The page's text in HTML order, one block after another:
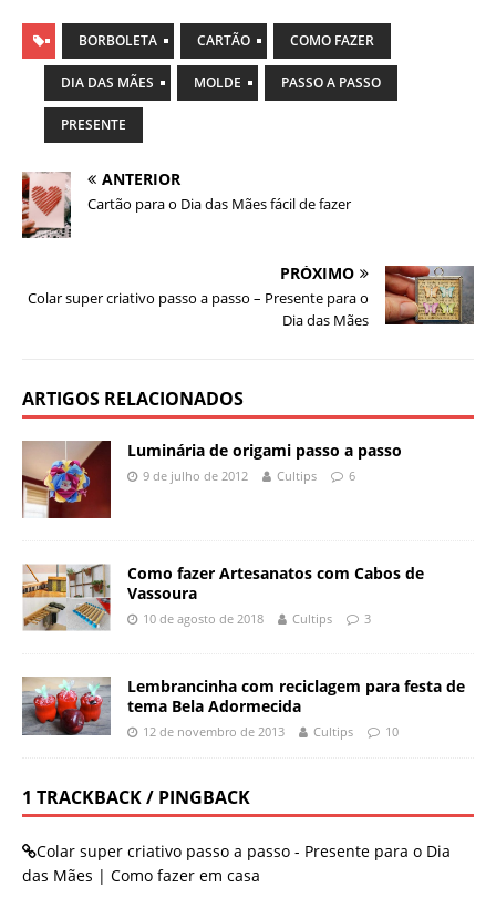
BORBOLETA CARTÃO COMO FAZER
DIA DAS MÃES MOLDE PASSO A PASSO
PRESENTE
ANTERIOR
Cartão para o Dia das Mães fácil de fazer
PRÓXIMO
Colar super criativo passo a passo – Presente para o
Dia das Mães
ARTIGOS RELACIONADOS
Luminária de origami passo a passo
9 de julho de 2012 Cultips 6
Como fazer Artesanatos com Cabos de
Vassoura
10 de agosto de 2018 Cultips 3
Lembrancinha com reciclagem para festa de
tema Bela Adormecida
12 de novembro de 2013 Cultips 10
1 TRACKBACK / PINGBACK
Colar super criativo passo a passo - Presente para o Dia
das Mães | Como fazer em casa